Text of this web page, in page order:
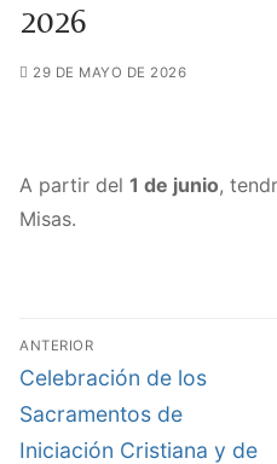
2026
29 DE MAYO DE 2026
A partir del 1 de junio,
Misas.
Navegación
de
entradas
ANTERIOR
Entrada
anterior:
Celebración de los
Sacramentos de
Iniciación Cristiana y de